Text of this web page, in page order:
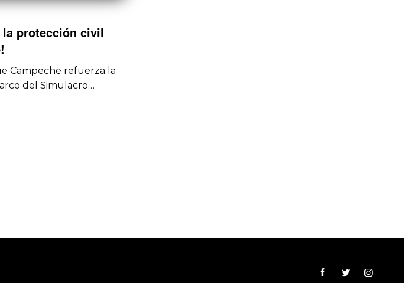
la protección civil
Campeche refuerza la
del Simulacro…